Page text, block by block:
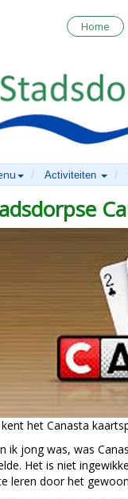
Home
Activiteiten
het Canasta
ik jong was, was
Het is niet
leren door het